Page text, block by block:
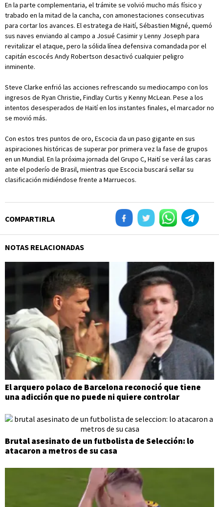
En la parte complementaria, el trámite se volvió mucho más físico y
trabado en la mitad de la cancha, con amonestaciones consecutivas
para cortar los avances. El estratega de Haití, Sébastien Migné, quemó
sus naves enviando al campo a Josué Casimir y Lenny Joseph para
revitalizar el ataque, pero la sólida línea defensiva comandada por el
capitán escocés Andy Robertson desactivó cualquier peligro
inminente.
Steve Clarke enfrió las acciones refrescando su mediocampo con los
ingresos de Ryan Christie, Findlay Curtis y Kenny McLean. Pese a los
intentos desesperados de Haití en los instantes finales, el marcador no
se movió más.
Con estos tres puntos de oro, Escocia da un paso gigante en sus
aspiraciones históricas de superar por primera vez la fase de grupos
en un Mundial. En la próxima jornada del Grupo C, Haití se verá las caras
ante el poderío de Brasil, mientras que Escocia buscará sellar su
clasificación midiéndose frente a Marruecos.
COMPARTIRLA
NOTAS RELACIONADAS
El arquero polaco de Barcelona reconoció que tiene
una adicción que no puede ni quiere controlar
Brutal asesinato de un futbolista de Selección: lo
atacaron a metros de su casa